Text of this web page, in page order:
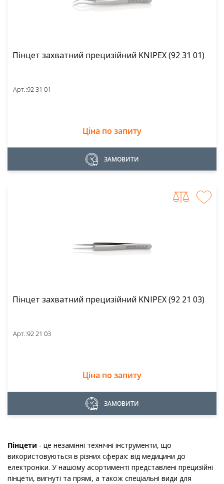
Пінцет захватний прецизійний KNIPEX (92 31 01)
Арт.:92 31 01
Ціна по запиту
ЗАМОВИТИ
Пінцет захватний прецизійний KNIPEX (92 21 03)
Арт.:92 21 03
Ціна по запиту
ЗАМОВИТИ
Пінцети - це незамінні технічні інструменти, що
використовуються в різних сферах: від медицини до
електроніки. У нашому асортименті представлені прецизійні
пінцети, вигнуті та прямі, а також спеціальні види для